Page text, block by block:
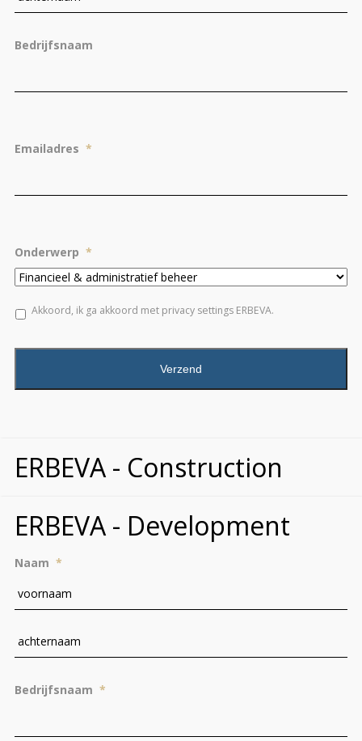
Bedrijfsnaam
Emailadres *
Onderwerp *
Akkoord, ik ga akkoord met privacy settings ERBEVA.
ERBEVA - Construction
ERBEVA - Development
Naam *
Bedrijfsnaam *